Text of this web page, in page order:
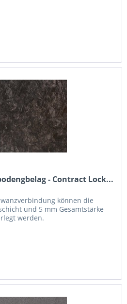
- Contract Lock...
können die
und 5 mm Gesamtstärke
werden.